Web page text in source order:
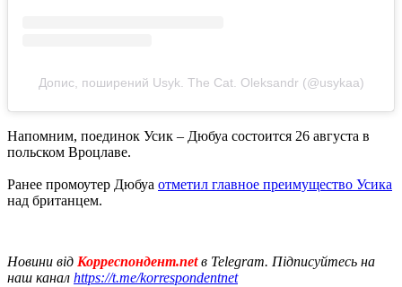
Допис, поширений Usyk. The Cat. Oleksandr (@usykaa)
Напомним, поединок Усик – Дюбуа состоится 26 августа в
польском Вроцлаве.
Ранее промоутер Дюбуа отметил главное преимущество Усика
над британцем.
Новини від Корреспондент.netв Telegram. Підписуйтесь на
наш канал https://t.me/korrespondentnet